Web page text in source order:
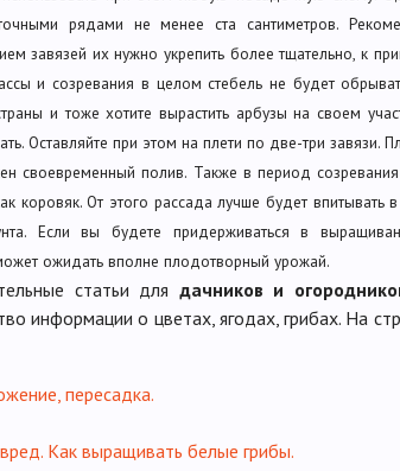
рядами не менее ста сантиметров.
завязей их нужно укрепить более тщательно, к
и созревания в целом стебель не будет
и тоже хотите вырастить арбузы на своем
Оставляйте при этом на плети по две-три завязи.
своевременный полив. Также в период
коровяк. От этого рассада лучше будет впитывать
Если вы будете придерживаться в
ожидать вполне плодотворный урожай.
статьи для дачников и
информации о цветах, ягодах, грибах. На
пересадка.
Как выращивать белые грибы.